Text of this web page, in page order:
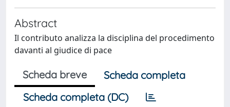
Abstract
Il contributo analizza la disciplina del procedimento
davanti al giudice di pace
Scheda breve
Scheda completa
Scheda completa (DC)